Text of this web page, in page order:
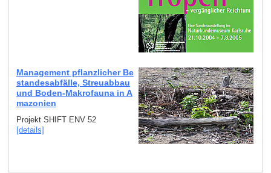
Management pflanzlicher Be
standesabfälle, Streuabbau
und Boden-Makrofauna in A
mazonien
Projekt SHIFT ENV 52
[details]